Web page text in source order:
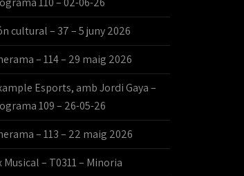
cultural – 37 – 5 juny 2026
– 114 – 29 maig 2026
Esports, amb Jordi Gaya –
109 – 26-05-26
– 113 – 22 maig 2026
Musical – T0311 – Minoria